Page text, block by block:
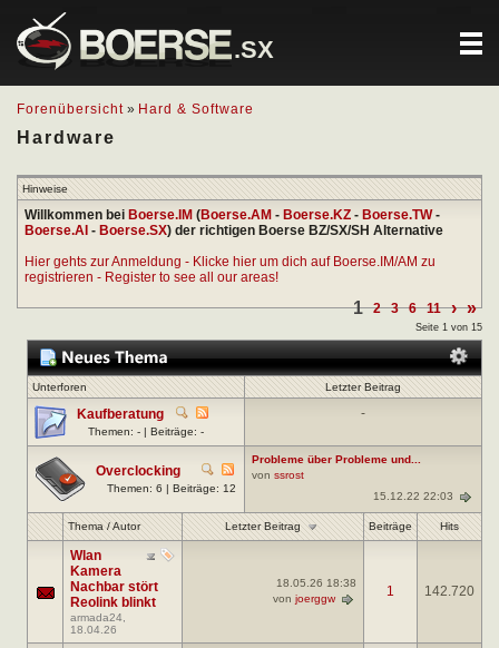
.SX
Forenübersicht » Hard & Software
Hardware
Hinweise
Willkommen bei Boerse.IM (Boerse.AM - Boerse.KZ - Boerse.TW-
Boerse.AI - Boerse.SX) der richtigen Boerse BZ/SX/SH Alternative
Hier gehts zur Anmeldung - Klicke hier um dich auf Boerse.IM/AM zu
registrieren - Register to see all our areas!
1 2 3 6 11 › »
Seite 1 von 15
Unterforen Letzter Beitrag
Kaufberatung
Themen: - | Beiträge: -
-
Overclocking
Themen: 6 | Beiträge: 12
Probleme über Probleme und...
von ssrost
15.12.22 22:03
Thema/Autor Letzter Beitrag Beiträge Hits
Wlan
Kamera
Nachbar stört
Reolink blinkt
armada24
18.04.26
18.05.26 18:38
von joerggw 1 142.720